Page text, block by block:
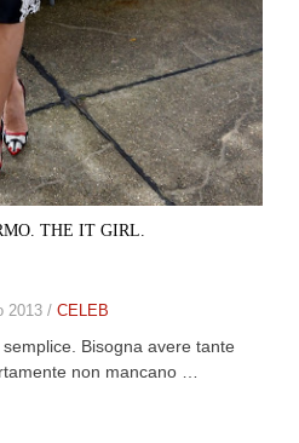
THE IT GIRL.
2013 / CELEB
Bisogna avere tante
non mancano …